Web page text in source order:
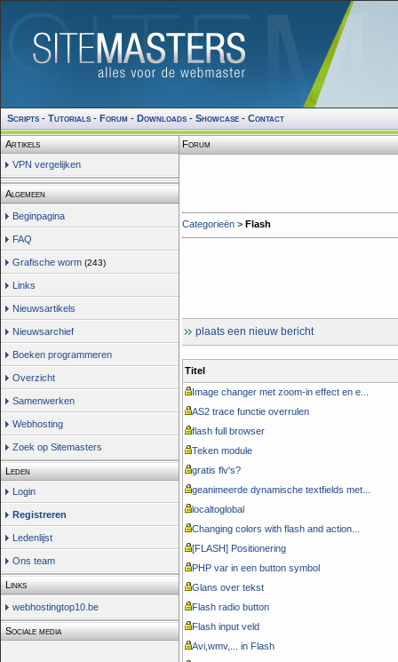
Scripts - Tutorials - Forum - Downloads - Showcase - Contact
Artikels
VPN vergelijken
Algemeen
Beginpagina
FAQ
Grafische worm (243)
Links
Nieuwsartikels
Nieuwsarchief
Boeken programmeren
Overzicht
Samenwerken
Webhosting
Zoek op Sitemasters
Leden
Login
Registreren
Ledenlijst
Ons team
Links
webhostingtop10.be
Sociale media
Forum
Categorieën > Flash
plaats een nieuw bericht
Titel
Image changer met zoom-in effect en e...
AS2 trace functie overrulen
flash full browser
Teken module
gratis flv's?
geanimeerde dynamische textfields met...
localtoglobal
Changing colors with flash and action...
[FLASH] Positionering
PHP var in een button symbol
Glans over tekst
Flash radio button
Flash input veld
Avi,wmv,... in Flash